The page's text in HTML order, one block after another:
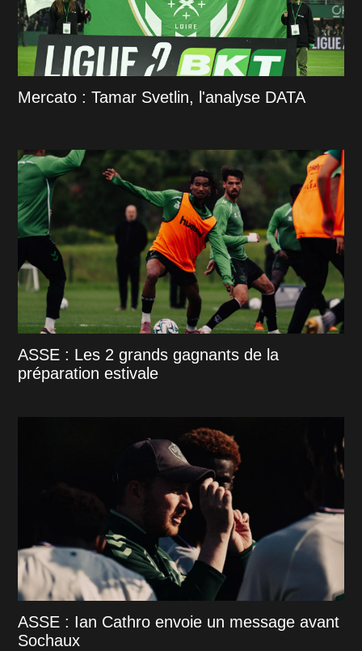
Mercato : Tamar Svetlin, l'analyse DATA
ASSE : Les 2 grands gagnants de la
préparation estivale
ASSE : Ian Cathro envoie un message avant
Sochaux